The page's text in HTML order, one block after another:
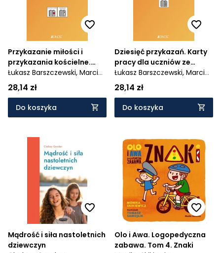
Przykazanie miłości i
przykazania kościelne.
Karty pracy dla uczniów ze
specjalnymi potrzebami
edukacyjnymi i
trudnościami w
komunikowaniu się
Łukasz Barszczewski, Marcin
Klotz, Anna Mielecka,
Anna Turko
28,14 zł
Do koszyka
Dziesięć przykazań. Karty
pracy dla uczniów ze
specjalnymi potrzebami
edukacyjnymi i
trudnościami
Łukasz Barszczewski, Marcin
Klotz, Anna Mielecka,
Anna Turko
28,14 zł
Do koszyka
Mądrość i siła nastoletnich
dziewczyn
Olo i Awa. Logopedyczna
zabawa. Tom 4. Znaki